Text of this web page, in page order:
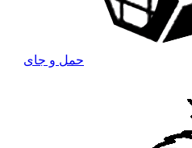
حمل و جای